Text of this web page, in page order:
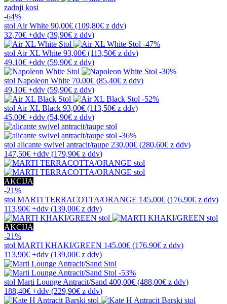
zadnji kosi
-64%
stol Air White 90,00€ (109,80€ z ddv)
32,70€ +ddv (39,90€ z ddv)
-47%
stol Air XL White 93,00€ (113,50€ z ddv)
49,10€ +ddv (59,90€ z ddv)
-30%
stol Napoleon White 70,00€ (85,40€ z ddv)
49,10€ +ddv (59,90€ z ddv)
-52%
stol Air XL Black 93,00€ (113,50€ z ddv)
45,00€ +ddv (54,90€ z ddv)
-36%
stol alicante swivel antracit/taupe 230,00€ (280,60€ z ddv)
147,50€ +ddv (179,90€ z ddv)
AKCIJA
-21%
stol MARTI TERRACOTTA/ORANGE 145,00€ (176,90€ z ddv)
113,90€ +ddv (139,00€ z ddv)
AKCIJA
-21%
stol MARTI KHAKI/GREEN 145,00€ (176,90€ z ddv)
113,90€ +ddv (139,00€ z ddv)
-53%
stol Marti Lounge Antracit/Sand 400,00€ (488,00€ z ddv)
188,40€ +ddv (229,90€ z ddv)